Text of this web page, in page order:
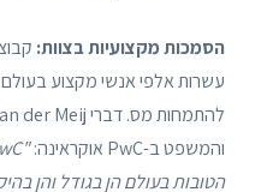
הסמכות מקצועיות בצוות:
עשרות אלפי אנשי מקצוע בעולם
והמשפט ב-PwC אוקראינה:
הטובות בעולם הן בגודל והן